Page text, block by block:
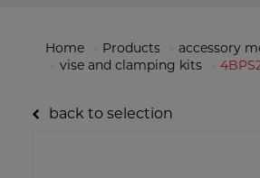
Home Products
accessory
vise and clamping kits
back to selection